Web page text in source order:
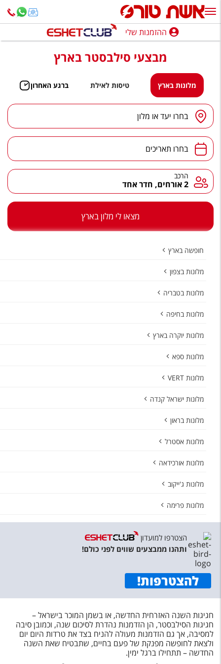
ההזמנות שלי
נופש בארץ
חופשה לפי סגנון
מלונות באילת
טיולים מאורגנים
סגנונות טיול
הרגע האחרון
שירות לקוחות
עקבו אחרינו
ההזמנות שלי
מבצעי סילבסטר בארץ
מלונות בארץ טיסות לאילת ברגע האחרון
יעד/מלון בחרו יעד או מלון
תאריכים בחרו תאריכים
הרכב הרכב
2 אורחים, חדר אחד
מצאו לי מלון בארץ
חופשה בארץ
מלונות בצפון
מלונות בטבריה
מלונות בחיפה
מלונות יוקרה בארץ
מלונות ספא
מלונות VERT
מלונות ישראל קנדה
מלונות בראון
מלונות אסטרל
מלונות אורכידאה
מלונות ג'ייקוב
מלונות פרימה
הצטרפו למועדון
ותהנו ממבצעים שווים לפני כולם!
להצטרפות!
חגיגות השנה האזרחית החדשה, או בשמן המוכר בישראל –
חגיגות הסילבסטר, הן הזדמנות נהדרת לסיכום שנה, וכמובן סיבה
למסיבה, אך גם הזדמנות מעולה להניח בצד את טרדות היום יום
ולצאת לחופשה מפנקת של פעם בחיים, שתבטיח שאת השנה
החדשה – תתחילו ברגל ימין.